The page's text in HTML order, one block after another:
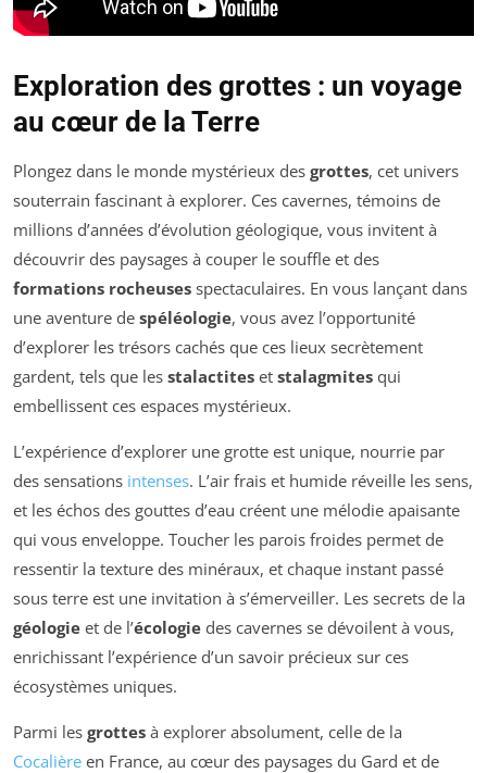
Exploration des grottes : un voyage
au cœur de la Terre
Plongez dans le monde mystérieux des grottes, cet univers
souterrain fascinant à explorer. Ces cavernes, témoins de
millions d’années d’évolution géologique, vous invitent à
découvrir des paysages à couper le souffle et des
formations rocheuses spectaculaires. En vous lançant dans
une aventure de spéléologie, vous avez l’opportunité
d’explorer les trésors cachés que ces lieux secrètement
gardent, tels que les stalactites et stalagmites qui
embellissent ces espaces mystérieux.
L’expérience d’explorer une grotte est unique, nourrie par
des sensations intenses. L’air frais et humide réveille les sens,
et les échos des gouttes d’eau créent une mélodie apaisante
qui vous enveloppe. Toucher les parois froides permet de
ressentir la texture des minéraux, et chaque instant passé
sous terre est une invitation à s’émerveiller. Les secrets de la
géologie et de l’écologie des cavernes se dévoilent à vous,
enrichissant l’expérience d’un savoir précieux sur ces
écosystèmes uniques.
Parmi les grottes à explorer absolument, celle de la
Cocalière en France, au cœur des paysages du Gard et de